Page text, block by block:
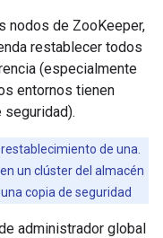
nodos de ZooKeeper,
restablecer todos
(especialmente
entornos tienen
de una.
un clúster del almacén
copia de seguridad
administrador global